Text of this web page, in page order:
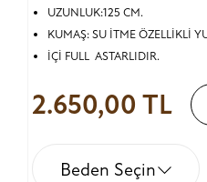
UZUNLUK:125 CM.
KUMAŞ: SU İTME ÖZELLİKLİ
İÇİ FULL ASTARLIDIR.
2.650,00 TL
Beden Seçin